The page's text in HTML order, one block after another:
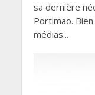
sa dernière
Portimao.
médias...